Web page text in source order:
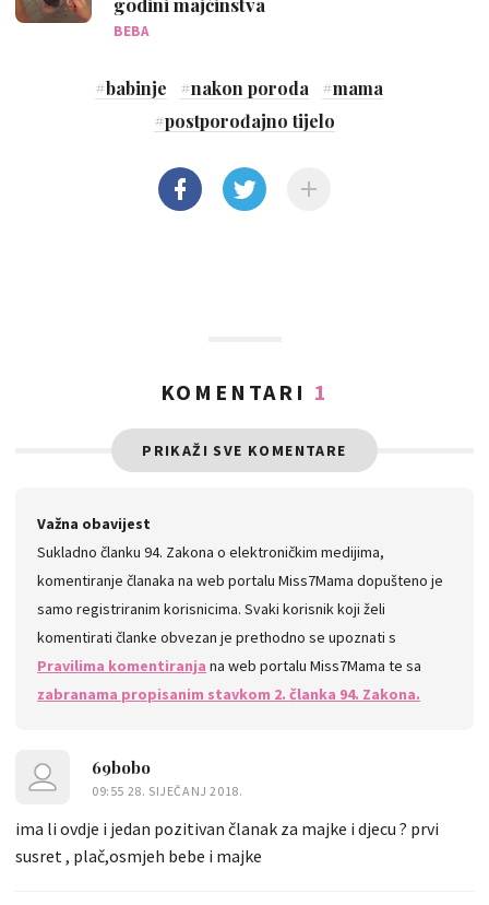
BEBA
#babinje #nakon poroda #mama
#postporođajno tijelo
KOMENTARI 1
PRIKAŽI SVE KOMENTARE
Važna obavijest
Sukladno članku 94. Zakona o elektroničkim medijima,
komentiranje članaka na web portalu Miss7Mama dopušteno je
samo registriranim korisnicima. Svaki korisnik koji želi
komentirati članke obvezan je prethodno se upoznati s
Pravilima komentiranja na web portalu Miss7Mama te sa
zabranama propisanim stavkom 2. članka 94. Zakona.
69bobo
09:55 28. SIJEČANJ 2018.
ima li ovdje i jedan pozitivan članak za majke i djecu ? prvi
susret , plač,osmjeh bebe i majke